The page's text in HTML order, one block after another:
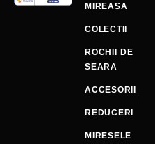
MIREASA
COLECTII
ROCHII DE
SEARA
ACCESORII
REDUCERI
MIRESELE